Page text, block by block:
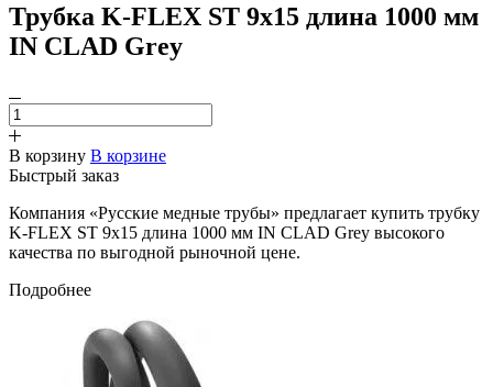
Трубка K-FLEX ST 9х15 длина 1000 мм
IN CLAD Grey
В корзину В корзине
Быстрый заказ
Компания «Русские медные трубы» предлагает купить трубку
K-FLEX ST 9х15 длина 1000 мм IN CLAD Grey высокого
качества по выгодной рыночной цене.
Подробнее